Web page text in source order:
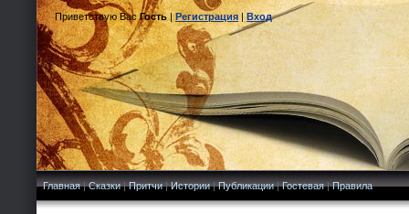
Приветствую Вас Гость|Регистрация|Вход
Главная|Сказки|Притчи|Истории|Публикации|Гостевая|Правила